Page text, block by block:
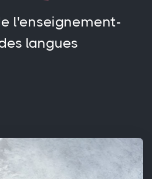
l'enseignement-
langues